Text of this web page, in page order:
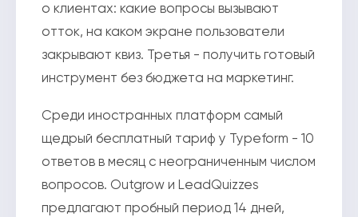
о клиентах: какие вопросы вызывают
отток, на каком экране пользователи
закрывают квиз. Третья - получить готовый
инструмент без бюджета на маркетинг.
Среди иностранных платформ самый
щедрый бесплатный тариф у Typeform - 10
ответов в месяц с неограниченным числом
вопросов. Outgrow и LeadQuizzes
предлагают пробный период 14 дней,